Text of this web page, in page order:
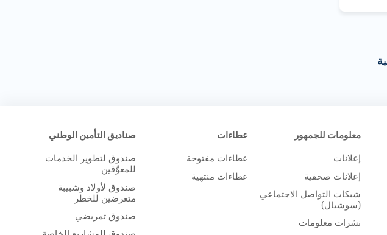
معلومات للجمهور
إعلانات
إعلانات صحفية
شبكات التواصل الاجتماعي
(سوشيال)
نشرات معلومات
عطاءات
عطاءات مفتوحة
عطاءات منتهية
صناديق التأمين الوطني
صندوق لتطوير الخدمات
للمعوَّقين
صندوق لأولاد وشبيبة
متعرضين للخطر
صندوق تمريضي